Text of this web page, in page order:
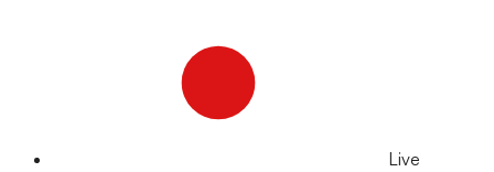
Live